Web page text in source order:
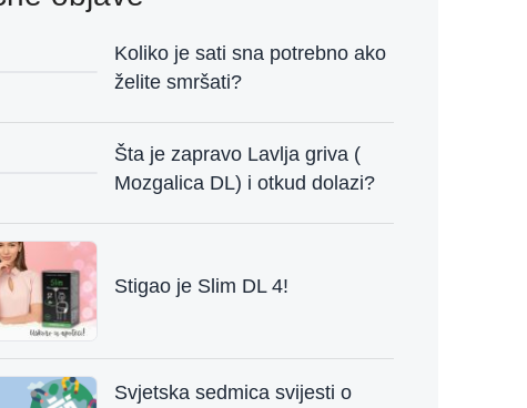
Koliko je sati sna potrebno ako
želite smršati?
Šta je zapravo Lavlja griva (
Mozgalica DL) i otkud dolazi?
Stigao je Slim DL 4!
Svjetska sedmica svijesti o